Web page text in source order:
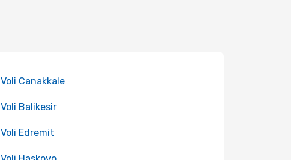
Voli Canakkale
Voli Balikesir
Voli Edremit